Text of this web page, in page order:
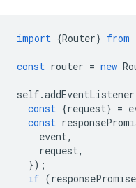
import {Router} from
const router = new
self.addEventListener
const {request} =
const
event,
request,
});
if (responsePromise